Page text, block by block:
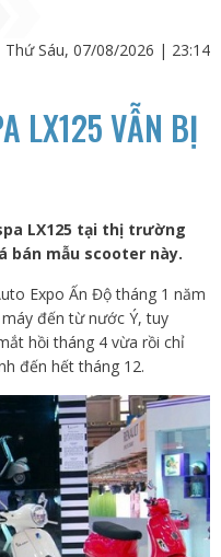
Thứ Sáu, 07/08/2026 | 23:14
LX125 VẪN BỊ
LX125 tại thị trường
bán mẫu scooter này.
Expo Ấn Độ tháng 1 năm
đến từ nước Ý, tuy
hồi tháng 4 vừa rồi chỉ
đến hết tháng 12.